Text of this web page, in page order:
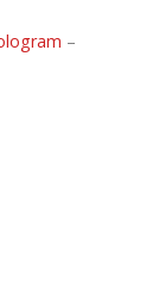
–